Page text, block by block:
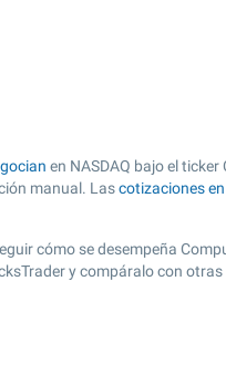
en NASDAQ bajo el
manual. Lascotizaciones
cómo se desempeña
y compáralo con